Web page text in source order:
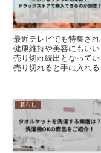
最近テレビでも特集さ
健康維持や美容にもい
売り切れ続出となって
売り切れると手に入れ
暮らし